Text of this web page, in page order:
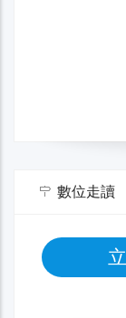
數位走讀